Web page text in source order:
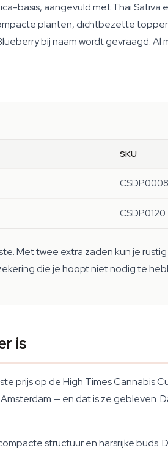
basis, aangevuld met Thai Sativa
planten, dichtbezette
bij naam wordt gevraagd. Al
SKU
CSDP0008
CSDP0120
Met twee extra zaden kun je
die je hoopt niet nodig te
is
prijs op de High Times Cannabis
— en dat is ze gebleven.
structuur en harsrijke buds.